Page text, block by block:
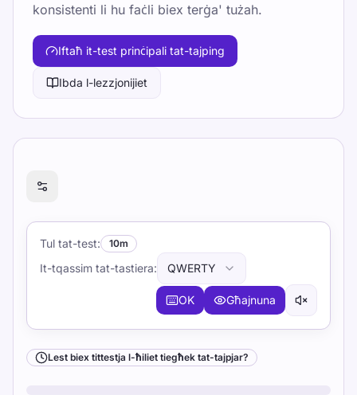
konsistenti li hu faċli biex terġa' tużah.
Iftaħ it-test prinċipali tat-tajping
Ibda l-lezzjonijiet
Lest biex tittestja l-ħiliet tiegħek tat-tajpjar?
Tul tat-test: 10m
It-tqassim tat-tastiera: QWERTY
OK Għajnuna
Lest biex tittestja l-ħiliet tiegħek tat-tajpjar?